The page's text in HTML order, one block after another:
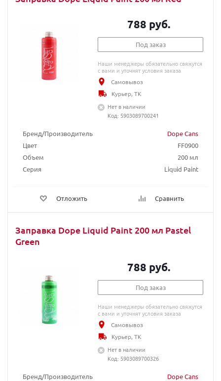
Бренд/Производитель
Dope Cans
Цвет
FF0900
Объем
200 мл
Серия
Liquid Paint
Отложить Сравнить
788 руб.
Под заказ
Наши менеджеры обязательно свяжутся
с вами и уточнят условия заказа
Самовывоз
Курьер, ТК
Нет в наличии
Код: 5903089700241
Заправка Dope Liquid Paint 200 мл Pastel
Green
Бренд/Производитель
Dope Cans
788 руб.
Под заказ
Наши менеджеры обязательно свяжутся
с вами и уточнят условия заказа
Самовывоз
Курьер, ТК
Нет в наличии
Код: 5903089700326